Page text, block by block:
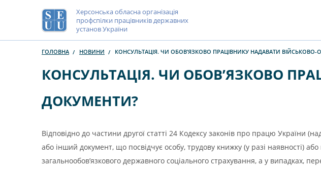
Херсонська обласна організація
профспілки працівників державних
установ України
ГОЛОВНА НОВИНИ КОНСУЛЬТАЦІЯ. ЧИ ОБОВ’ЯЗКОВО ПРАЦІВНИКУ НАДАВАТИ ВІЙСЬКОВО-
КОНСУЛЬТАЦІЯ. ЧИ ОБОВ’ЯЗКОВО
ДОКУМЕНТИ?
Відповідно до частини другої статті 24 Кодексу законів про працю України
або інший документ, що посвідчує особу, трудову книжку (у разі наявності)
загальнообов’язкового державного соціального страхування, а у випадках,